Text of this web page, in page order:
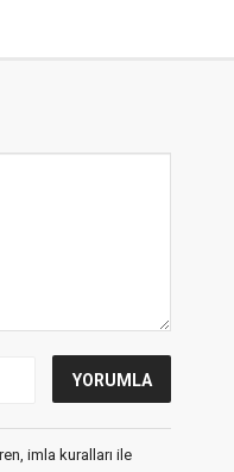
imla kuralları ile